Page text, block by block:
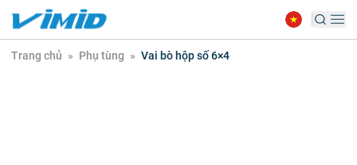
Trang chủ » Phụ tùng » Vai bò hộp số 6×4